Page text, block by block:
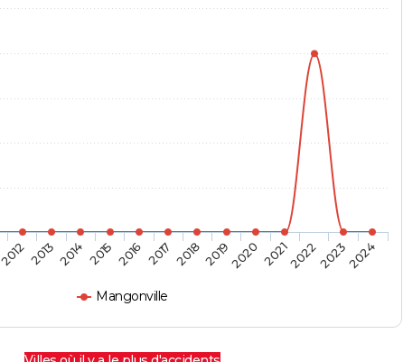
Mangonville
2012 2013 2014 2015 2016 2017 201820192020 2021202220232024